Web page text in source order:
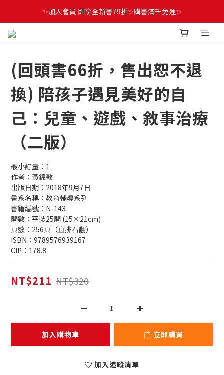
✨加入會員 即享全新書79折✨購書滿千免運✨
(回頭書66折，售出恕不退
換) 陪孩子遇見美好的自
己：兒童、遊戲、敘事治療
（二版）
最小訂量：1
作者：黃錦敦
出版日期：2018年9月7日
書系名稱：教育輔導系列
書籍編號：N-143
開數：平裝25開 (15×21cm)
頁數：256頁（直排右翻）
ISBN：9789576939167
CIP：178.8
NT$211 NT$320
加入購物車 立即購買
加入追蹤清單